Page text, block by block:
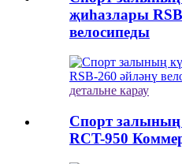
җиһазлары
велосипеды
детальне карау
Спорт залының
RCT-950